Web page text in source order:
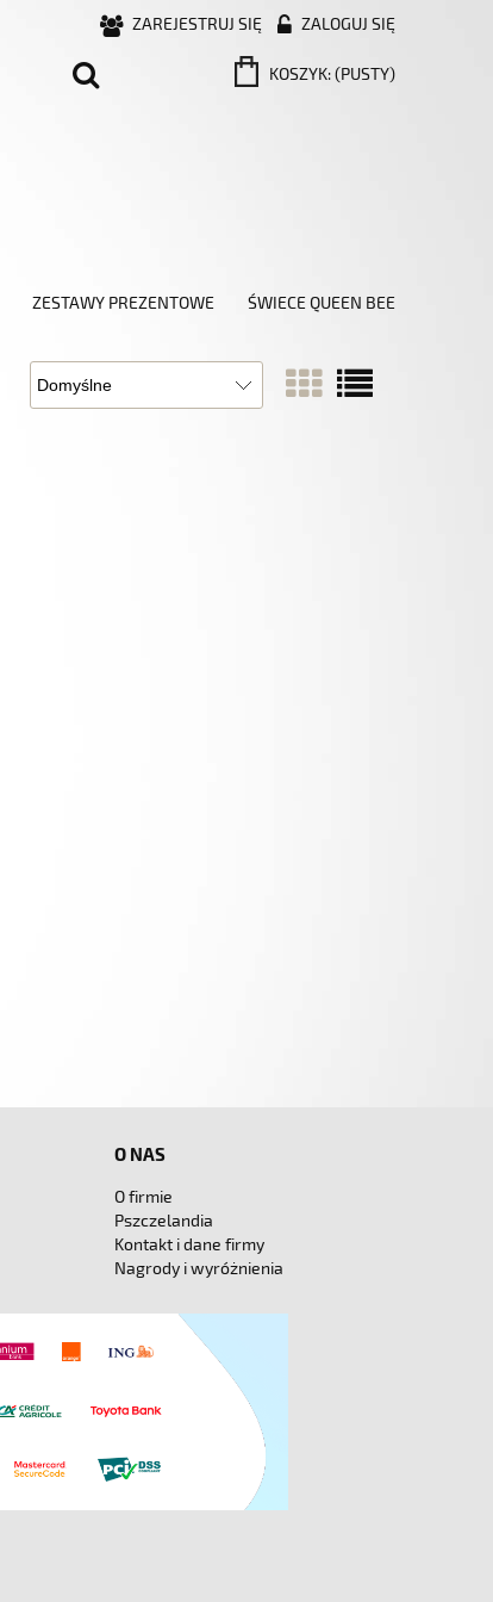
ZAREJESTRUJ SIĘ ZALOGUJ SIĘ
KOSZYK:(PUSTY)
ZESTAWY PREZENTOWE ŚWIECE QUEEN BEE
O NAS
O firmie
Pszczelandia
Kontakt i dane firmy
Nagrody i wyróżnienia